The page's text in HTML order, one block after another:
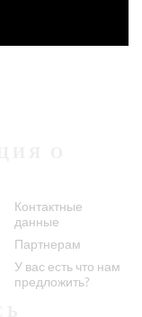
Контактные
данные
Партнерам
У вас есть что нам
предложить?